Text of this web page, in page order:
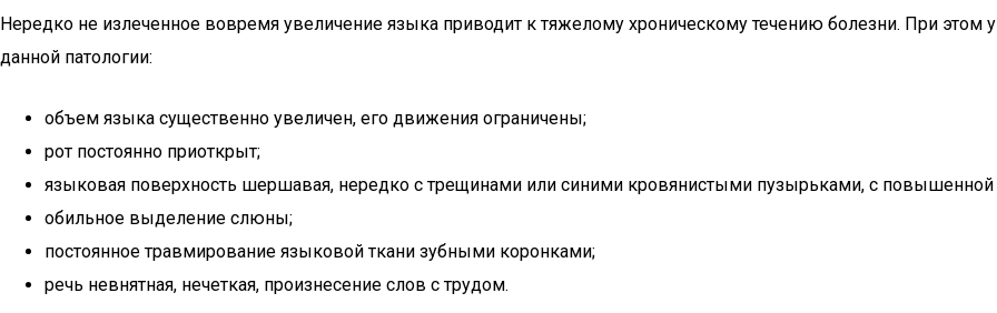
Нередко не излеченное вовремя увеличение языка приводит к тяжелому хроническому течению болезни. При этом
данной патологии:
объем языка существенно увеличен, его движения ограничены;
рот постоянно приоткрыт;
языковая поверхность шершавая, нередко с трещинами или синими кровянистыми пузырьками, с повышенной
обильное выделение слюны;
постоянное травмирование языковой ткани зубными коронками;
речь невнятная, нечеткая, произнесение слов с трудом.